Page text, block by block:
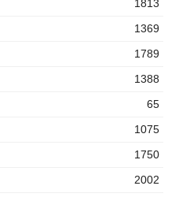
1813
1369
1789
1388
65
1075
1750
2002